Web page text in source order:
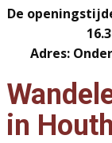
De
Adres:
in